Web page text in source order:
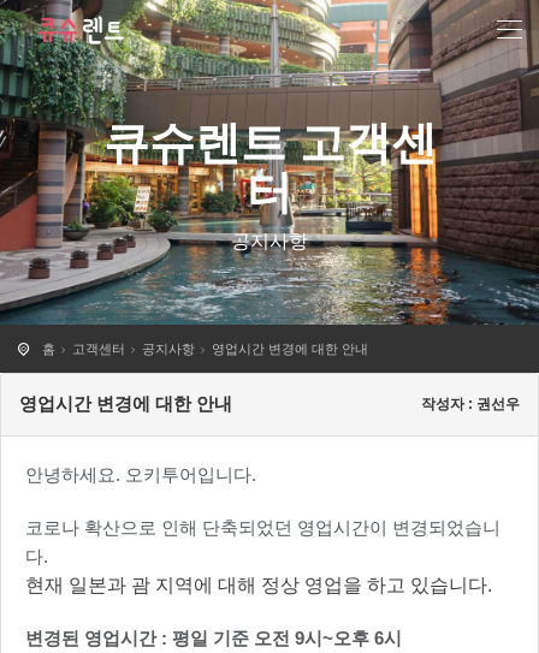
큐슈렌트 고객센
터
공지사항
홈 고객센터 공지사항 영업시간 변경에 대한 안내
영업시간 변경에 대한 안내 작성자 : 권선우
안녕하세요. 오키투어입니다.
코로나 확산으로 인해 단축되었던 영업시간이 변경되었습니
다.
현재 일본과 괌 지역에 대해 정상 영업을 하고 있습니다.
변경된 영업시간 : 평일 기준 오전 9시~오후 6시